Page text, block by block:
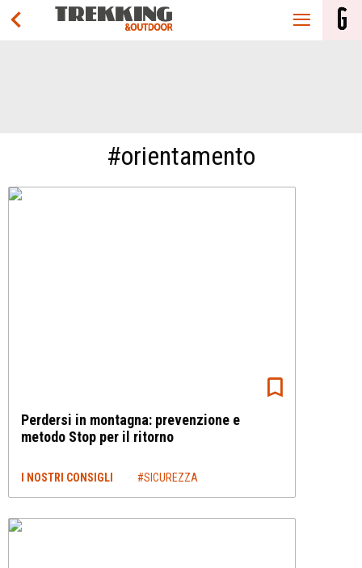
#orientamento
Perdersi in montagna: prevenzione e
metodo Stop per il ritorno
I NOSTRI CONSIGLI #SICUREZZA